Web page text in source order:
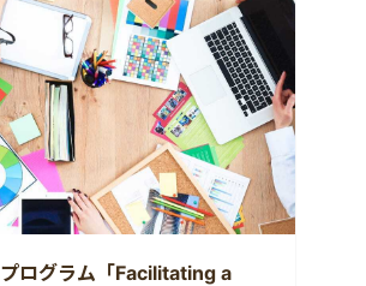
ログラム「Facilitating a